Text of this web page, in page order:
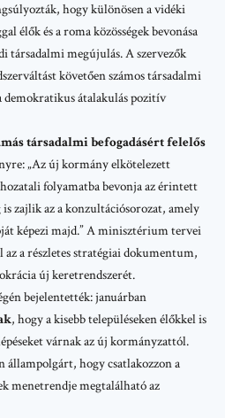
hogy különösen a vidéki
élők és a roma közösségek bevonása
társadalmi megújulás. A szervezők
követően számos társadalmi
átalakulás pozitív
társadalmi befogadásért felelős
„Az új kormány elkötelezett
folyamatba bevonja az érintett
zajlik az a konzultációsorozat, amely
képezi majd.” A minisztérium tervei
az a részletes stratégiai dokumentum,
új keretrendszerét.
bejelentették: januárban
, hogy a kisebb településeken élőkkel is
várnak az új kormányzattól.
hogy csatlakozzon a
menetrendje megtalálható az